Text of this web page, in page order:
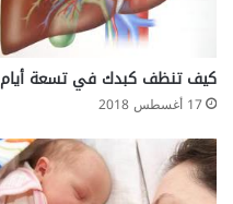
كيف تنظف كبدك في تسعة أيام
17 أغسطس 2018